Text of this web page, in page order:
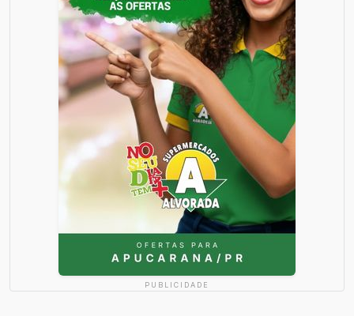
PUBLICIDADE